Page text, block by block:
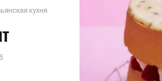
кухня